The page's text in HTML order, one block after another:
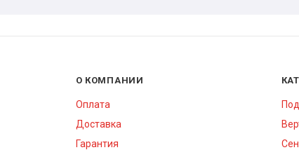
О КОМПАНИИ
Оплата
Доставка
Гарантия